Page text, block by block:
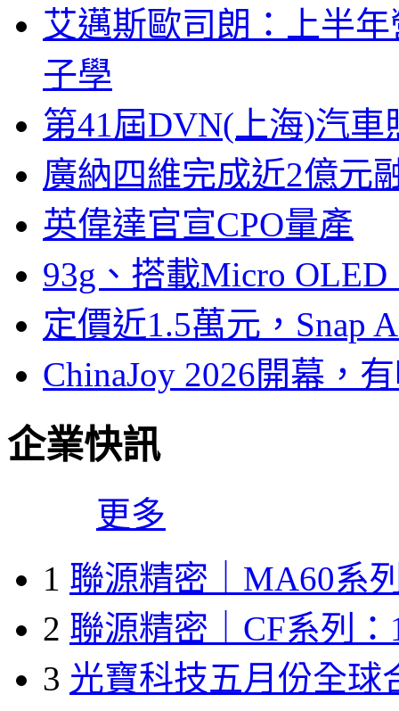
艾邁斯歐司朗：上半
子學
第41屆DVN(上海)汽
廣納四維完成近2億元
英偉達官宣CPO量產
93g、搭載Micro
定價近1.5萬元，Snap
ChinaJoy 2026開幕，
企業快訊
更多
1 聯源精密｜MA60系
2 聯源精密｜CF系列：
3 光寶科技五月份全球